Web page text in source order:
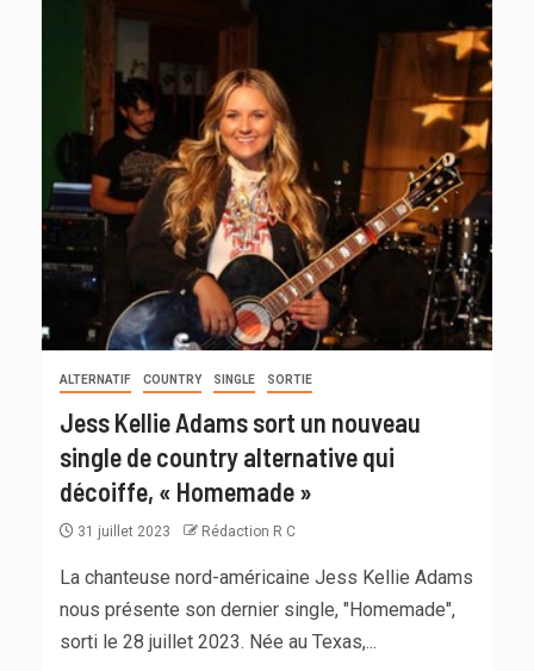
ALTERNATIF COUNTRY SINGLE SORTIE
Jess Kellie Adams sort un nouveau
single de country alternative qui
décoiffe, « Homemade »
31 juillet 2023 Rédaction R C
La chanteuse nord-américaine Jess Kellie Adams
nous présente son dernier single, "Homemade",
sorti le 28 juillet 2023. Née au Texas,...